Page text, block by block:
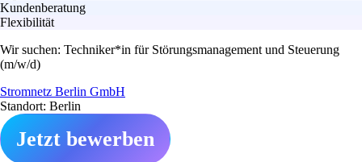
Kundenberatung
Flexibilität
Wir suchen: Techniker*in für Störungsmanagement und Steuerung
(m/w/d)
Stromnetz Berlin GmbH
Standort: Berlin
Jetzt bewerben